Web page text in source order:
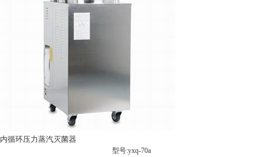
内循环压力蒸汽灭菌器
型号:yxq-70a